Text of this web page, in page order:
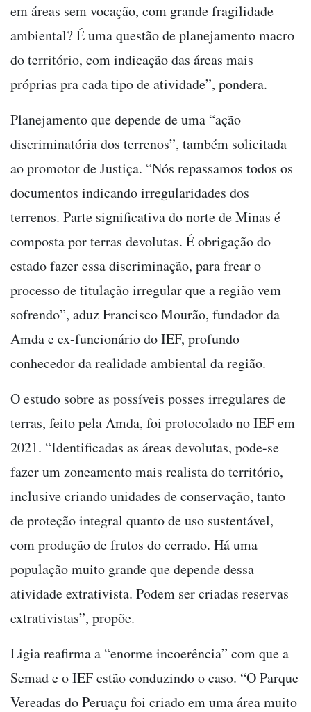
em áreas sem vocação, com grande fragilidade
ambiental? É uma questão de planejamento macro
do território, com indicação das áreas mais
próprias pra cada tipo de atividade”, pondera.
Planejamento que depende de uma “ação
discriminatória dos terrenos”, também solicitada
ao promotor de Justiça. “Nós repassamos todos os
documentos indicando irregularidades dos
terrenos. Parte significativa do norte de Minas é
composta por terras devolutas. É obrigação do
estado fazer essa discriminação, para frear o
processo de titulação irregular que a região vem
sofrendo”, aduz Francisco Mourão, fundador da
Amda e ex-funcionário do IEF, profundo
conhecedor da realidade ambiental da região.
O estudo sobre as possíveis posses irregulares de
terras, feito pela Amda, foi protocolado no IEF em
2021. “Identificadas as áreas devolutas, pode-se
fazer um zoneamento mais realista do território,
inclusive criando unidades de conservação, tanto
de proteção integral quanto de uso sustentável,
com produção de frutos do cerrado. Há uma
população muito grande que depende dessa
atividade extrativista. Podem ser criadas reservas
extrativistas”, propõe.
Ligia reafirma a “enorme incoerência” com que a
Semad e o IEF estão conduzindo o caso. “O Parque
Vereadas do Peruaçu foi criado em uma área muito